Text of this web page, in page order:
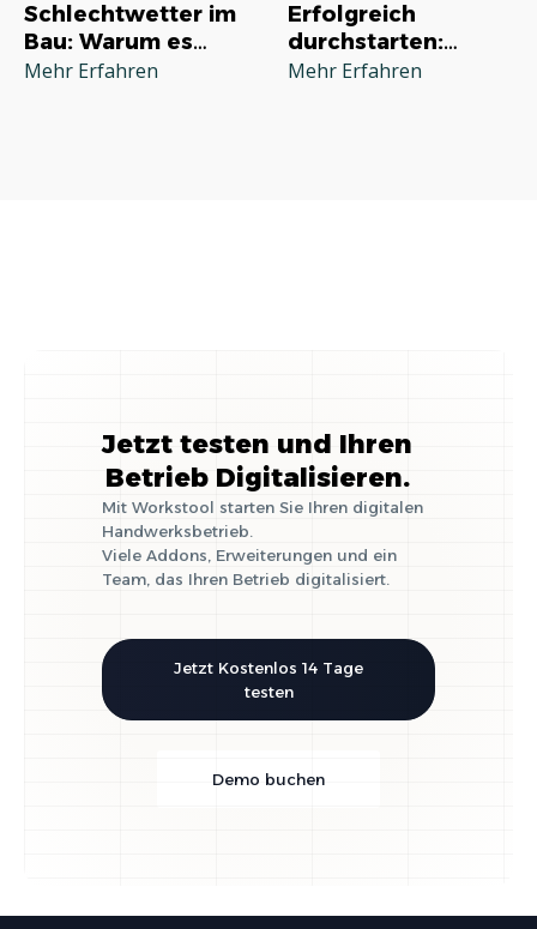
Schlechtwetter im
Bau: Warum es
jeden Betrieb
Mehr Erfahren
Erfolgreich
durchstarten:
Deine
Mehr Erfahren
Jetzt testen und Ihren
Betrieb Digitalisieren.
Mit Workstool starten Sie Ihren digitalen
Handwerksbetrieb.
Viele Addons, Erweiterungen und ein
Team, das Ihren Betrieb digitalisiert.
Jetzt Kostenlos 14 Tage
testen
Demo buchen